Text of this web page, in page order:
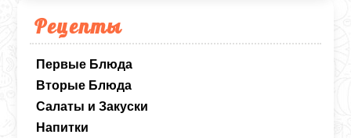
Рецепты
Первые Блюда
Вторые Блюда
Салаты и Закуски
Напитки